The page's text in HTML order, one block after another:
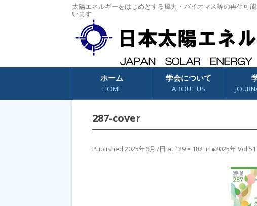
太陽エネルギーをはじめとする風力・バイオマス等の再生可
います
コンテンツへスキップ
ホーム
HOME
学会について
ABOUT US
287-cover
Published 2025年6月7日 at 129 × 182 in ●2025年